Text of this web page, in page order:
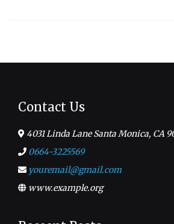
Contact Us
4031 Linda Lane Santa Monica, CA
0664-3225569
youremail@gmail.com
www.example.org